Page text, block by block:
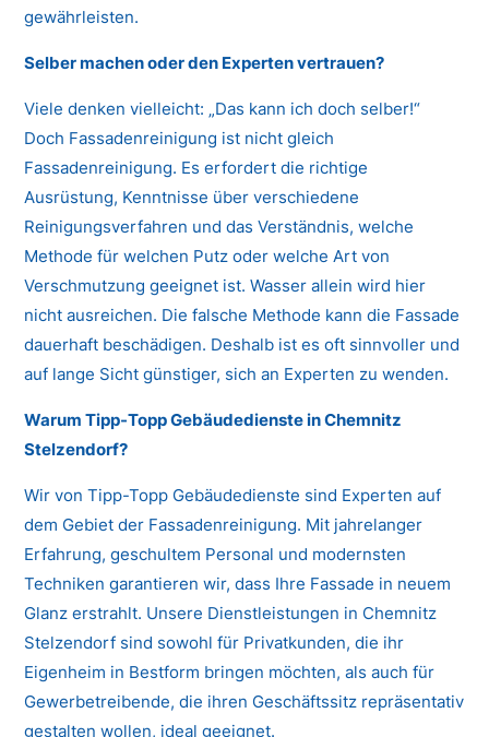
gewährleisten.
Selber machen oder den Experten vertrauen?
Viele denken vielleicht: „Das kann ich doch selber!“
Doch Fassadenreinigung ist nicht gleich
Fassadenreinigung. Es erfordert die richtige
Ausrüstung, Kenntnisse über verschiedene
Reinigungsverfahren und das Verständnis, welche
Methode für welchen Putz oder welche Art von
Verschmutzung geeignet ist. Wasser allein wird hier
nicht ausreichen. Die falsche Methode kann die Fassade
dauerhaft beschädigen. Deshalb ist es oft sinnvoller und
auf lange Sicht günstiger, sich an Experten zu wenden.
Warum Tipp-Topp Gebäudedienste in Chemnitz
Stelzendorf?
Wir von Tipp-Topp Gebäudedienste sind Experten auf
dem Gebiet der Fassadenreinigung. Mit jahrelanger
Erfahrung, geschultem Personal und modernsten
Techniken garantieren wir, dass Ihre Fassade in neuem
Glanz erstrahlt. Unsere Dienstleistungen in Chemnitz
Stelzendorf sind sowohl für Privatkunden, die ihr
Eigenheim in Bestform bringen möchten, als auch für
Gewerbetreibende, die ihren Geschäftssitz repräsentativ
gestalten wollen, ideal geeignet.